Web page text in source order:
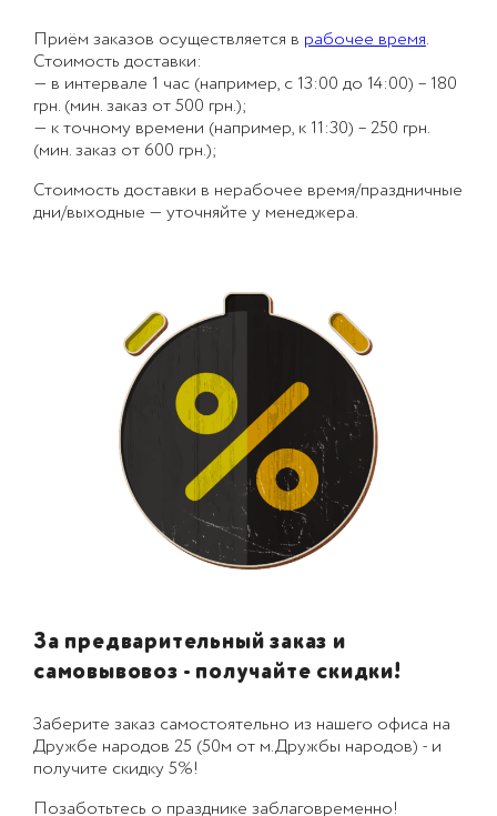
Приём заказов осуществляется в рабочее время.
Стоимость доставки:
— в интервале 1 час (например, с 13:00 до 14:00) – 180
грн. (мин. заказ от 500 грн.);
— к точному времени (например, к 11:30) – 250 грн.
(мин. заказ от 600 грн.);
Стоимость доставки в нерабочее время/праздничные
дни/выходные — уточняйте у менеджера.
За предварительный заказ и
самовывовоз - получайте скидки!
Заберите заказ самостоятельно из нашего офиса на
Дружбе народов 25 (50м от м.Дружбы народов) - и
получите скидку 5%!
Позаботьтесь о празднике заблаговременно!